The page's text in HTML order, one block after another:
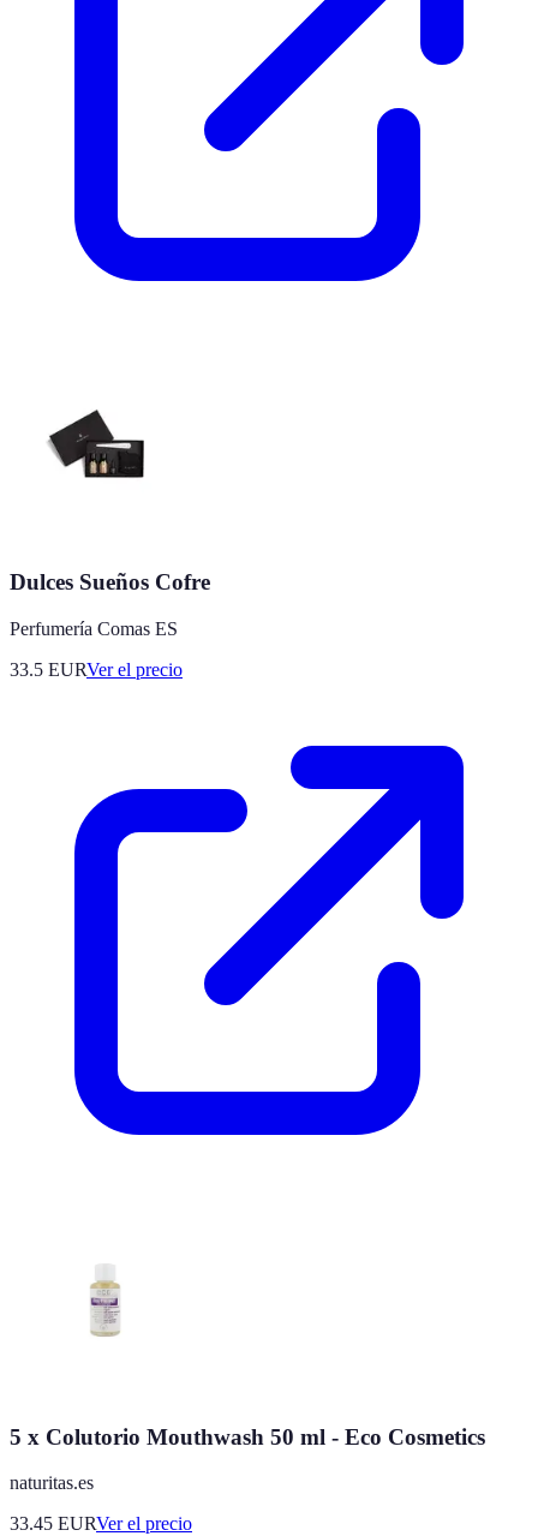
Dulces Sueños Cofre
Perfumería Comas ES
33.5 EURVer el precio
5 x Colutorio Mouthwash 50 ml - Eco Cosmetics
naturitas.es
33.45 EURVer el precio